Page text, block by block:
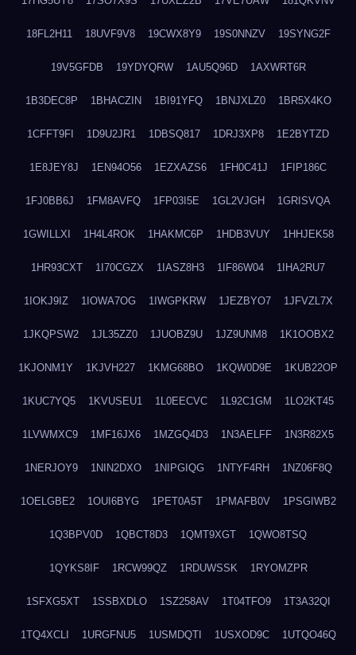
18FL2H11 18UVF9V8 19CWX8Y9 19S0NNZV 19SYNG2F
19V5GFDB 19YDYQRW 1AU5Q96D 1AXWRT6R
1B3DEC8P 1BHACZIN 1BI91YFQ 1BNJXLZ0 1BR5X4KO
1CFFT9FI 1D9U2JR1 1DBSQ817 1DRJ3XP8 1E2BYTZD
1E8JEY8J 1EN94O56 1EZXAZS6 1FH0C41J 1FIP186C
1FJ0BB6J 1FM8AVFQ 1FP03I5E 1GL2VJGH 1GRISVQA
1GWILLXI 1H4L4ROK 1HAKMC6P 1HDB3VUY 1HHJEK58
1HR93CXT 1I70CGZX 1IASZ8H3 1IF86W04 1IHA2RU7
1IOKJ9IZ 1IOWA7OG 1IWGPKRW 1JEZBYO7 1JFVZL7X
1JKQPSW2 1JL35ZZ0 1JUOBZ9U 1JZ9UNM8 1K1OOBX2
1KJONM1Y 1KJVH227 1KMG68BO 1KQW0D9E 1KUB22OP
1KUC7YQ5 1KVUSEU1 1L0EECVC 1L92C1GM 1LO2KT45
1LVWMXC9 1MF16JX6 1MZGQ4D3 1N3AELFF 1N3R82X5
1NERJOY9 1NIN2DXO 1NIPGIQG 1NTYF4RH 1NZ06F8Q
1OELGBE2 1OUI6BYG 1PET0A5T 1PMAFB0V 1PSGIWB2
1Q3BPV0D 1QBCT8D3 1QMT9XGT 1QWO8TSQ
1QYKS8IF 1RCW99QZ 1RDUWSSK 1RYOMZPR
1SFXG5XT 1SSBXDLO 1SZ258AV 1T04TFO9 1T3A32QI
1TQ4XCLI 1URGFNU5 1USMDQTI 1USXOD9C 1UTQO46Q